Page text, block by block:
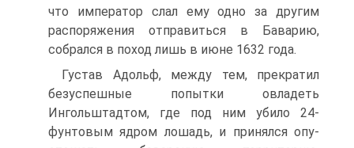
что император слал ему одно за другим
распоря­жения отправиться в Баварию,
собрался в поход лишь в июне 1632 года.
Густав Адольф, между тем, прекратил
безуспеш­ные попытки овладеть
Ингольштадтом, где под ним убило 24-
фунтовым ядром лошадь, и принялся опу­